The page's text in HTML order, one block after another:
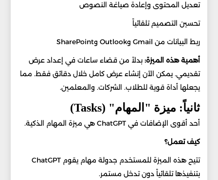
تعديل المحتوى وإعادة صياغة النصوص
تحسين التصميم تلقائياً
ربط البيانات من Gmail وOutlook وSharePoint
أهمية هذه الميزة:بدلاً من قضاء ساعات في إعداد عرض
تقديمي. يمكن الآن إنشاء عرض كامل خلال دقائق فقط. مما
يجعلها أداة قوية للطلاب. الشركات. والمعلمين.
ثانياً: ميزة "المهام" (Tasks)
أحد أقوى الإضافات في ChatGPT هي ميزة المهام الذكية.
كيف تعمل؟
تتيح هذه الميزة للمستخدم جدولة مهام يقوم ChatGPT
بتنفيذها تلقائياً دون تدخل مستمر.